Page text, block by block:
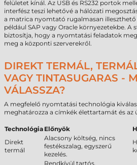
felületet kínál. Az USB és RS232 portok
interfész teszi lehetővé a hálózati
a matrica nyomtató rugalmasan illeszthető
például SAP vagy Oracle környezetekbe. A
biztosítja, hogy a nyomtatási feladatok
meg a központi szerverekről.
DIREKT TERMÁL,
VAGY TINTASUGARAS -
VÁLASSZA?
A megfelelő nyomtatási technológia
meghatározza a címkék élettartamát és az
Technológia Előnyök
Direkt
termál
Alacsony költség, nincs
festékszalag, egyszerű
kezelés.
Rendkívül tartós,